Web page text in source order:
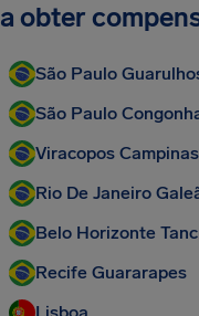
a obter
São Paulo
São Paulo
Viracopos Campinas
Rio De Janeiro
Belo Horizonte
Recife Guararapes